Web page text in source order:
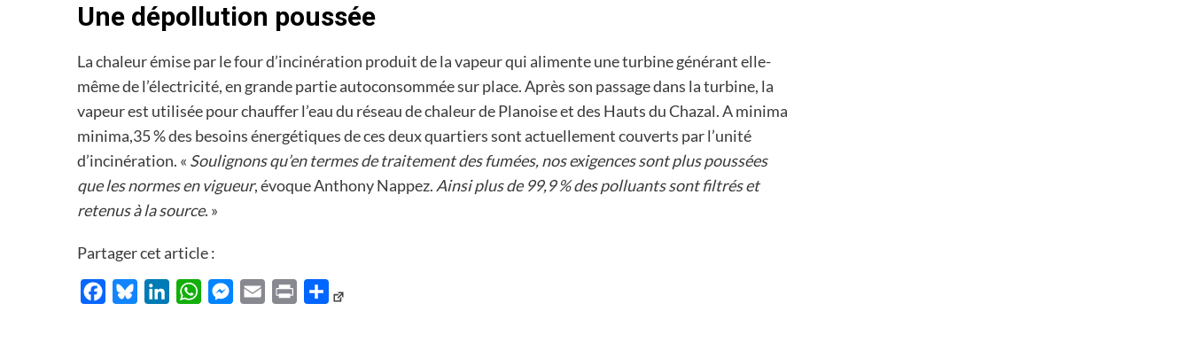
Une dépollution poussée
La chaleur émise par le four d’incinération produit de la vapeur qui alimente une turbine générant elle-
même de l’électricité, en grande partie autoconsommée sur place. Après son passage dans la turbine, la
vapeur est utilisée pour chauffer l’eau du réseau de chaleur de Planoise et des Hauts du Chazal. A minima
minima,35 % des besoins énergétiques de ces deux quartiers sont actuellement couverts par l’unité
d’incinération. « Soulignons qu’en termes de traitement des fumées, nos exigences sont plus poussées
que les normes en vigueur, évoque Anthony Nappez.Ainsi plus de 99,9 % des polluants sont filtrés et
retenus à la source. »
Partager cet article :
FacebookBlueskyLinkedInWhatsAppMessenger
Email Print Partager